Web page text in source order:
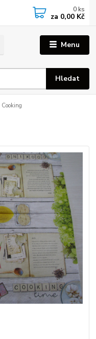
Menu
Hledat
0 ks
za 0,00 Kč
Cooking